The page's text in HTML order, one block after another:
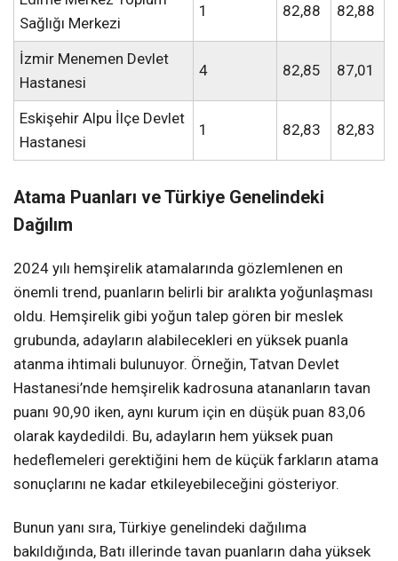
Sağlığı Merkezi
1 82,88 82,88
İzmir Menemen Devlet
Hastanesi
4 82,85 87,01
Eskişehir Alpu İlçe Devlet
Hastanesi
1 82,83 82,83
Atama Puanları ve Türkiye Genelindeki
Dağılım
2024 yılı hemşirelik atamalarında gözlemlenen en
önemli trend, puanların belirli bir aralıkta yoğunlaşması
oldu. Hemşirelik gibi yoğun talep gören bir meslek
grubunda, adayların alabilecekleri en yüksek puanla
atanma ihtimali bulunuyor. Örneğin, Tatvan Devlet
Hastanesi’nde hemşirelik kadrosuna atananların tavan
puanı 90,90 iken, aynı kurum için en düşük puan 83,06
olarak kaydedildi. Bu, adayların hem yüksek puan
hedeflemeleri gerektiğini hem de küçük farkların atama
sonuçlarını ne kadar etkileyebileceğini gösteriyor.
Bunun yanı sıra, Türkiye genelindeki dağılıma
bakıldığında, Batı illerinde tavan puanların daha yüksek